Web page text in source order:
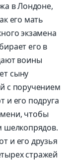
в Лондоне,
его мать
экзамена
его в
воины
сыну
с поручением
и его подруга
чтобы
шелкопрядов.
и его друзья
стражей